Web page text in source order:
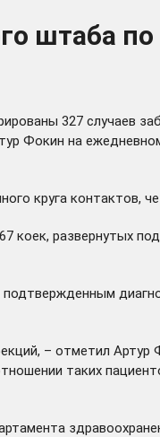
штаба
327 случаев
Фокин на
круга контактов,
коек, развернутых
– отметил
таких